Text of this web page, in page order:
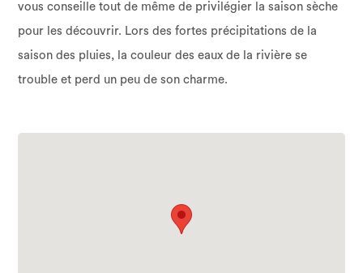
vous conseille tout de même de privilégier la saison sèche
pour les découvrir. Lors des fortes précipitations de la
saison des pluies, la couleur des eaux de la rivière se
trouble et perd un peu de son charme.